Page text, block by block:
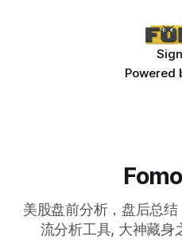
Powered
美股盘前分析，盘后总
流分析工具, 大神藏身